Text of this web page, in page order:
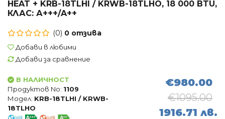
ГРИЖА ЗА ВЪЗДУХА
Въздухопречистватели
Влагоуловители
АКСЕСОАРИ
HEAT + KRB-18TLHI / KRWB-18TLHO, 18 000 BTU,
КЛАС: А+++/A++
(0) 0 отзива
Добави в любими
Добави за сравнение
В НАЛИЧНОСТ
Продуктов No: 1109
Модел: KRB-18TLHI / KRWB-
18TLHO
€980.00
€1095.00
1916.71 лв.